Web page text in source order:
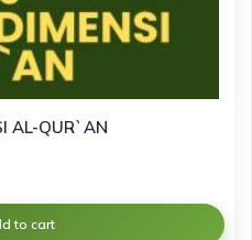
AL-QUR`AN
to cart